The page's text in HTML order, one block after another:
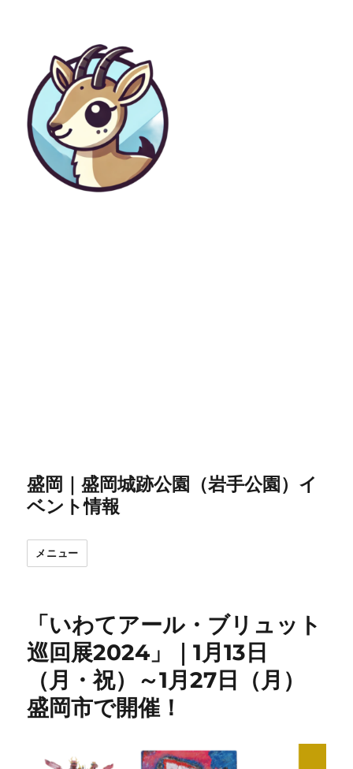
盛岡｜盛岡城跡公園（岩手公園）イ
ベント情報
メニュー
「いわてアール・ブリュット
巡回展2024」｜1月13日
（月・祝）～1月27日（月）
盛岡市で開催！